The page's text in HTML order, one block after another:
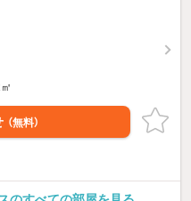
（無料）